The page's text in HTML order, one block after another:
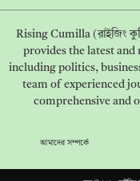
Rising Cumilla (রাইজিং
provides the latest
including politics,
team of experienced
comprehensive and
আমাদের সম্পর্কে